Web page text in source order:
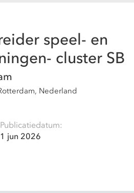
speel- en
cluster SB
Nederland
Publicatiedatum:
1 jun 2026